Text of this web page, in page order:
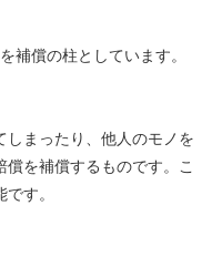
補償の柱としています。
しまったり、他人のモノを
を補償するものです。こ
す。